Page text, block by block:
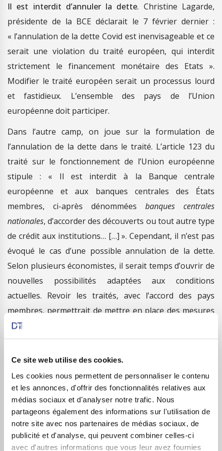
Ce site web utilise des cookies.
Les cookies nous permettent de personnaliser le contenu
et les annonces, d'offrir des fonctionnalités relatives aux
médias sociaux et d'analyser notre trafic. Nous
partageons également des informations sur l'utilisation de
notre site avec nos partenaires de médias sociaux, de
publicité et d'analyse, qui peuvent combiner celles-ci
avec d'autres informations que vous leur avez fournies
Il est interdit d’annuler la dette. Christine Lagarde,
présidente de la BCE déclarait le 7 février dernier :
« l’annulation de la dette Covid est inenvisageable et ce
serait une violation du traité européen, qui interdit
strictement le financement monétaire des Etats ».
Modifier le traité européen serait un processus lourd
et fastidieux. L’ensemble des pays de l’Union
européenne doit participer.
Dans l’autre camp, on joue sur la formulation de
l’annulation de la dette dans le traité. L’article 123 du
traité sur le fonctionnement de l’Union européenne
stipule : « Il est interdit à la Banque centrale
européenne et aux banques centrales des États
membres, ci-après dénommées banques centrales
nationales, d’accorder des découverts ou tout autre type
de crédit aux institutions… […] ». Cependant, il n’est pas
évoqué le cas d’une possible annulation de la dette.
Selon plusieurs économistes, il serait temps d’ouvrir de
nouvelles possibilités adaptées aux conditions
actuelles. Revoir les traités, avec l’accord des pays
membres, permettrait de mettre en place des mesures
économiques et financières efficaces sur le long terme.
dérèglement général de l’économie
opposants à la mesure, l’annulation de la dette pourrait
aboutir à une inflation incontrôlée. L’Argentine en
2020, avait pour la neuvième fois de son histoire été
incapable d’honorer une échéance de prêt. En 2001,
avec un défaut historique, le pays a connu une crise